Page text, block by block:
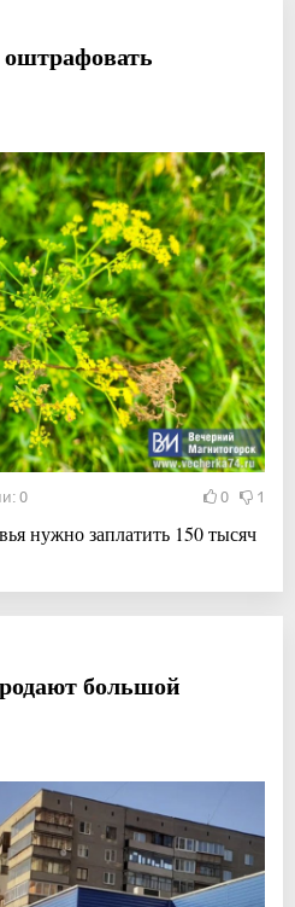
0 0 1
нужно заплатить 150 тысяч
большой